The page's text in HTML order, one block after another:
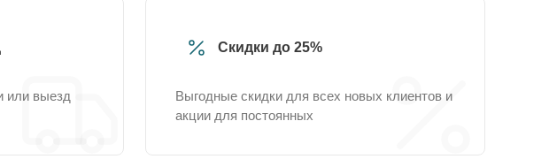
или выезд
Скидки до 25%
Выгодные скидки для всех новых клиентов и
акции для постоянных